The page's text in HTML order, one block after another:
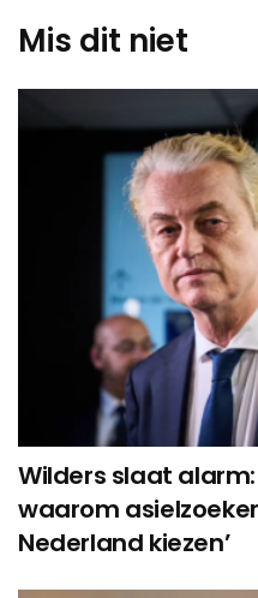
Mis dit niet
Wilders slaat alarm:
waarom
Nederland kiezen’